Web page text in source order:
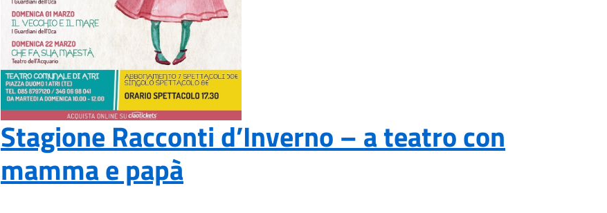
Stagione Racconti d’Inverno – a teatro con
mamma e papà